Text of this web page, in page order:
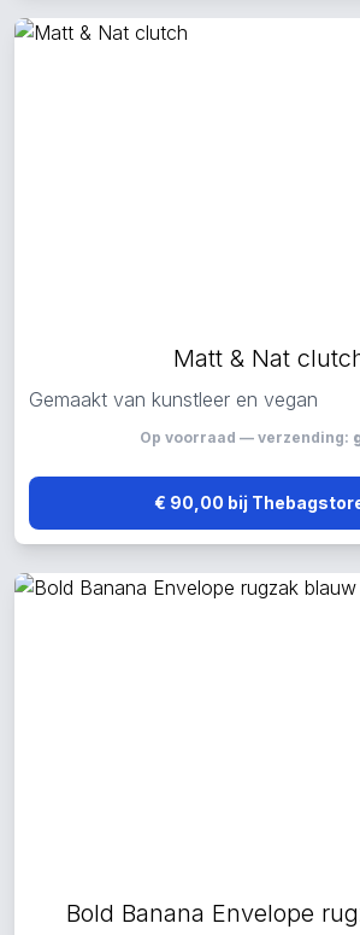
Matt & Nat
Gemaakt van kunstleer en vegan
Op voorraad — verzending:
€ 90,00 bij
Bold Banana Envelope